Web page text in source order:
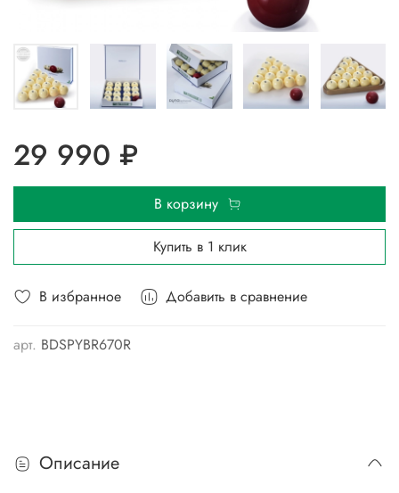
В избранное Добавить в сравнение
арт. BDSPYBR670R
29 990 ₽
В корзину
Купить в 1 клик
Описание